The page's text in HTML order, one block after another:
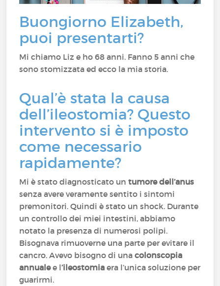
Buongiorno Elizabeth,
puoi presentarti?
Mi chiamo Liz e ho 68 anni. Fanno 5 anni che
sono stomizzata ed ecco la mia storia.
Qual’è stata la causa
dell’ileostomia? Questo
intervento si è imposto
come necessario
rapidamente?
Mi è stato diagnosticato untumore dell’anus
senza avere veramente sentito i sintomi
premonitori. Quindi è stato un shock. Durante
un controllo dei miei intestini, abbiamo
notato la presenza di numerosi polipi.
Bisognava rimuoverne una parte per evitare il
cancro. Avevo bisogno di unacolonscopia
annualee l’ileostomia era l’unica soluzione per
guarirmi.